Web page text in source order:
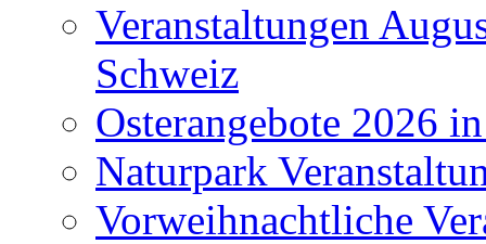
Veranstaltungen
Schweiz
Osterangebote 2026
Naturpark
Vorweihnachtliche